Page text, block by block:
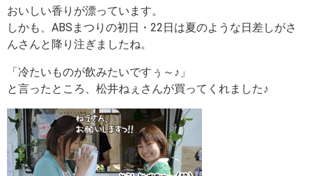
b
o
o
k
n
a
et
es
おいしい香りが漂っています。
しかも、ABSまつりの初日・22日は夏のような日差しがさ
んさんと降り注ぎましたね。
「冷たいものが飲みたいですぅ～♪」
と言ったところ、松井ねぇさんが買ってくれました♪